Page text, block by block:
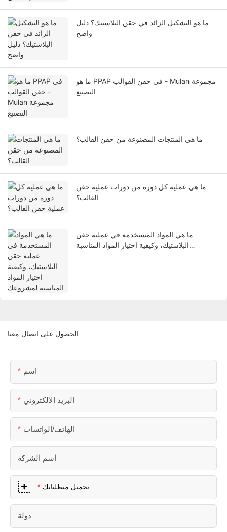
ما هو التشكيل الزائد في حقن البلاستيك؟ دليل
واضح
ما هو PPAP في حقن القوالب - Mulan مجموعة
التصنيع
ما هي المنتجات المصنوعة من حقن القالب؟
ما هي عملية كل دورة من دورات عملية حقن
القالب؟
ما هي المواد المستخدمة في عملية حقن
البلاستيك، وكيفية اختيار المواد المناسبة
الحصول على اتصال معنا
اسم
البريد الإلكتروني
الهاتف/الواتساب
اسم الشركة
تحميل متطلباتك
دولة